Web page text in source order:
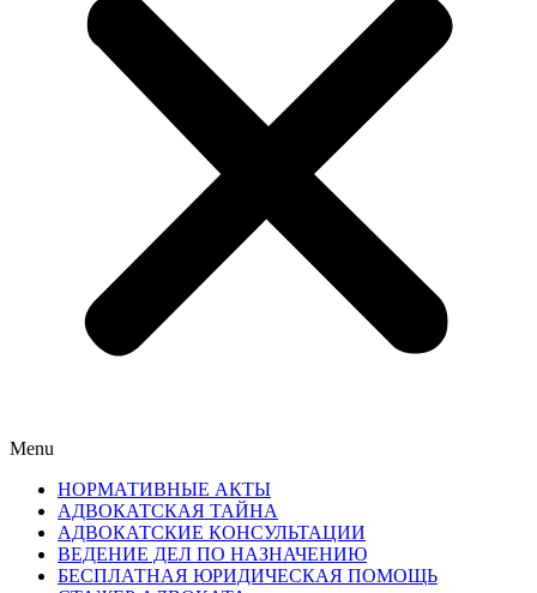
Menu
НОРМАТИВНЫЕ АКТЫ
АДВОКАТСКАЯ ТАЙНА
АДВОКАТСКИЕ КОНСУЛЬТАЦИИ
ВЕДЕНИЕ ДЕЛ ПО НАЗНАЧЕНИЮ
БЕСПЛАТНАЯ ЮРИДИЧЕСКАЯ ПОМОЩЬ